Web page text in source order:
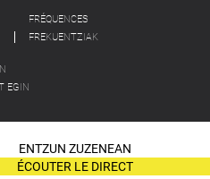
FRÉQUENCES
FREKUENTZIAK
EGIN
ENTZUN ZUZENEAN
ÉCOUTER LE DIRECT